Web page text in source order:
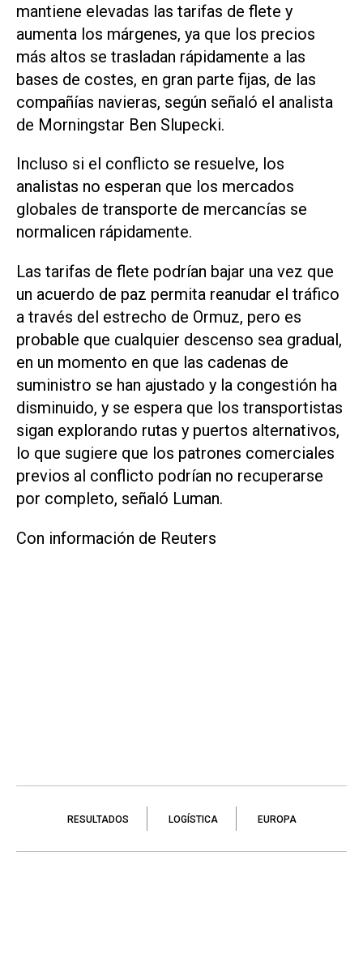
mantiene elevadas las tarifas de flete y
aumenta los márgenes, ya que los precios
más altos se trasladan rápidamente a las
bases de costes, en ‌gran parte fijas, de las
compañías navieras, según señaló el analista
de Morningstar Ben Slupecki.
Incluso si el conflicto se resuelve, los
analistas no esperan que los mercados
globales de transporte de mercancías se
normalicen rápidamente.
Las tarifas de flete podrían ‌bajar una vez que
un ⁠acuerdo de paz permita reanudar el tráfico
a través del estrecho de Ormuz, pero es
probable que cualquier descenso sea gradual,
en un momento en que las cadenas ​de
suministro se han ajustado y la congestión ha
disminuido, y se espera que los transportistas
sigan explorando rutas y puertos alternativos,
lo que sugiere que los patrones comerciales
previos al conflicto podrían no recuperarse
por completo, señaló Luman.
Con información de Reuters
RESULTADOS LOGÍSTICA EUROPA